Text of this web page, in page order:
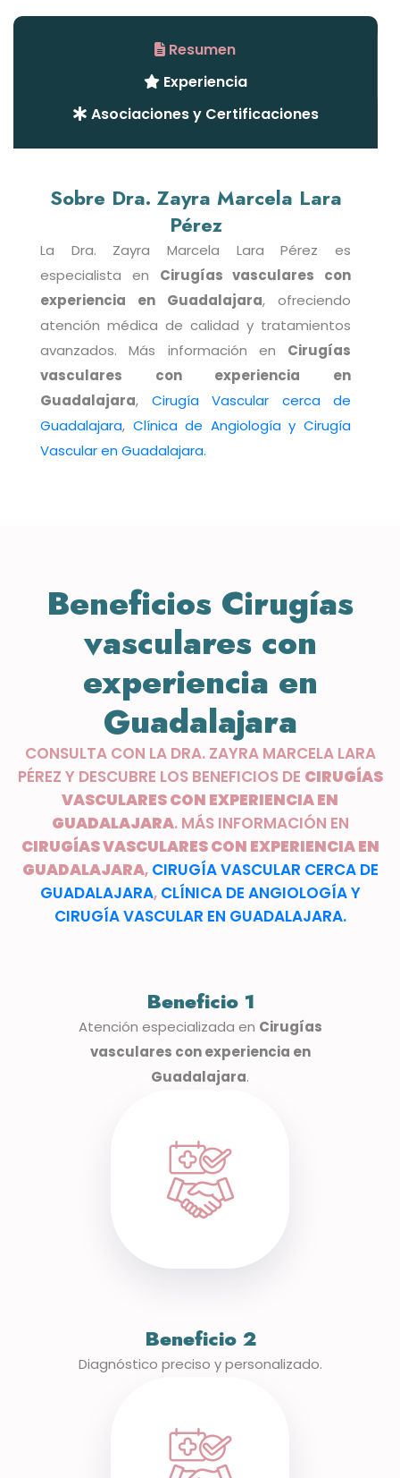
Resumen
Experiencia
Asociaciones y Certificaciones
Sobre Dra. Zayra Marcela Lara
Pérez
La Dra. Zayra Marcela Lara Pérez es
especialista en Cirugías vasculares con
experiencia en Guadalajara, ofreciendo
atención médica de calidad y tratamientos
avanzados. Más información en Cirugías
vasculares con experiencia en
Guadalajara, Cirugía Vascular cerca de
Guadalajara, Clínica de Angiología y Cirugía
Vascular en Guadalajara.
Beneficios Cirugías
vasculares con
experiencia en
Guadalajara
CONSULTA CON LA DRA. ZAYRA MARCELA LARA
PÉREZ Y DESCUBRE LOS BENEFICIOS DE CIRUGÍAS
VASCULARES CON EXPERIENCIA EN
GUADALAJARA. MÁS INFORMACIÓN EN
CIRUGÍAS VASCULARES CON EXPERIENCIA EN
GUADALAJARA, CIRUGÍA VASCULAR CERCA DE
GUADALAJARA, CLÍNICA DE ANGIOLOGÍA Y
CIRUGÍA VASCULAR EN GUADALAJARA.
Beneficio 1
Atención especializada en Cirugías
vasculares con experiencia en
Guadalajara.
Beneficio 2
Diagnóstico preciso y personalizado.